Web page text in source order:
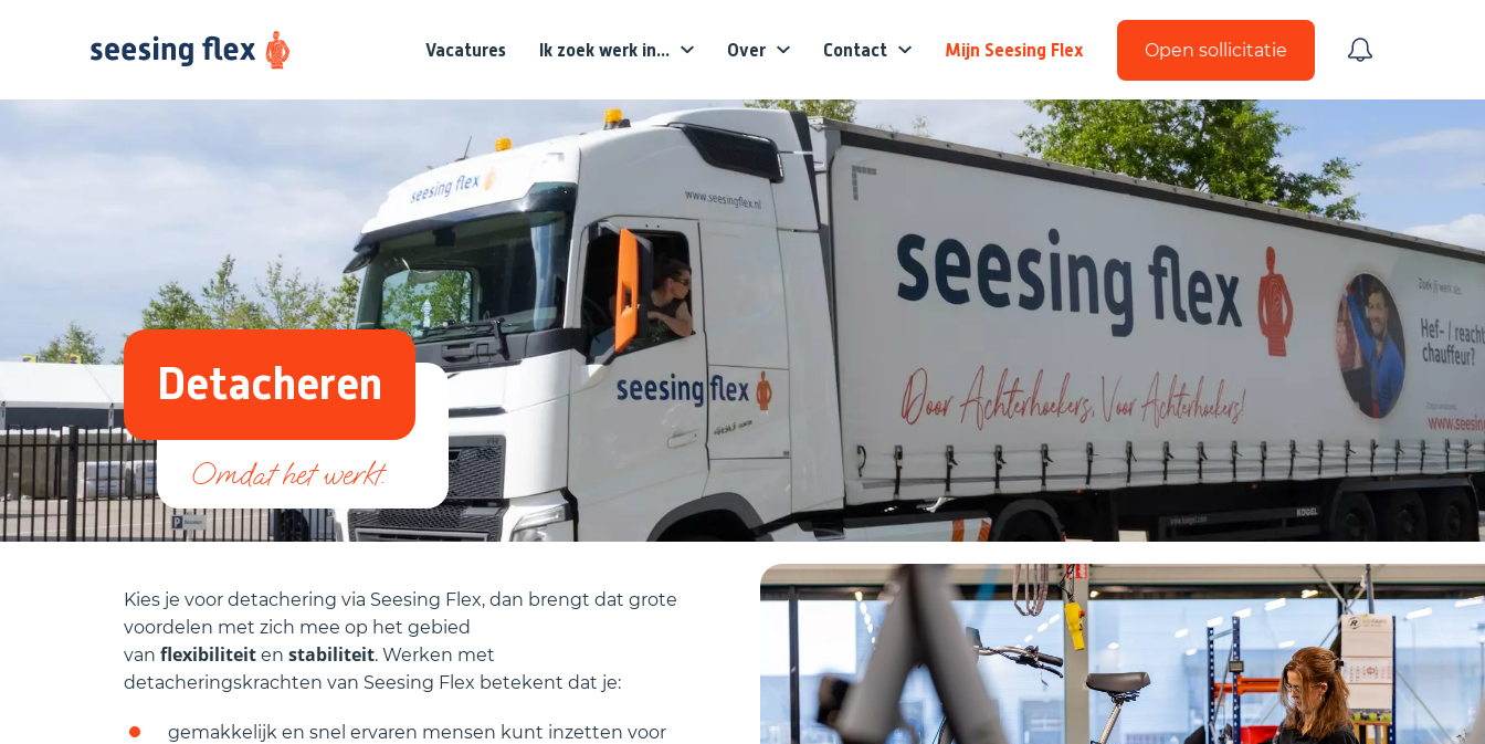
Vacatures Ik zoek werk in... Over Contact Mijn Seesing Flex Open sollicitatie
Detacheren
Kies je voor detachering via Seesing Flex, dan brengt dat grote
voordelen met zich mee op het gebied
van flexibiliteit en stabiliteit. Werken met
detacheringskrachten van Seesing Flex betekent dat je:
gemakkelijk en snel ervaren mensen kunt inzetten voor